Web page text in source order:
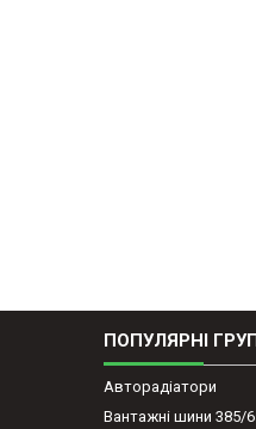
ПОПУЛЯРНІ
Авторадіатори
Вантажні шини 385/